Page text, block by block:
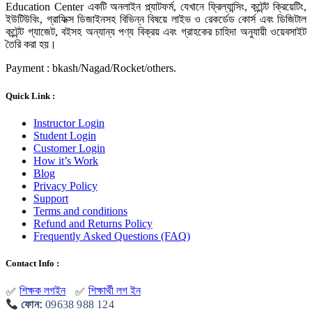
Education Center একটি অনলাইন প্ল্যাটফর্ম, যেখানে ফ্রিল্যান্সিং, কন্টেন্ট ক্রিয়েটিং,
ইউটিউবিং, গ্রাফিক্স ডিজাইনসহ বিভিন্ন বিষয়ে লাইভ ও রেকর্ডেড কোর্স এবং ডিজিটাল
কন্টেন্ট গ্যাজেট, বইসহ অন্যান্য পণ্য বিক্রয় এবং গ্রাহকের চাহিদা অনুযায়ী ওয়েবসাইট
তৈরি করা হয়।
Payment : bkash/Nagad/Rocket/others.
Quick Link :
Instructor Login
Student Login
Customer Login
How it’s Work
Blog
Privacy Policy
Support
Terms and conditions
Refund and Returns Policy
Frequently Asked Questions (FAQ)
Contact Info :
✅ শিক্ষক লগইন ✅ শিক্ষার্থী লগ ইন
ফোন: 09638 988 124